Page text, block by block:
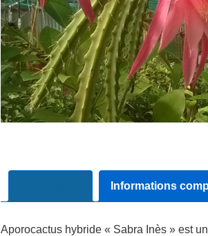
Informations
Aporocactus hybride « Sabra Inès » est